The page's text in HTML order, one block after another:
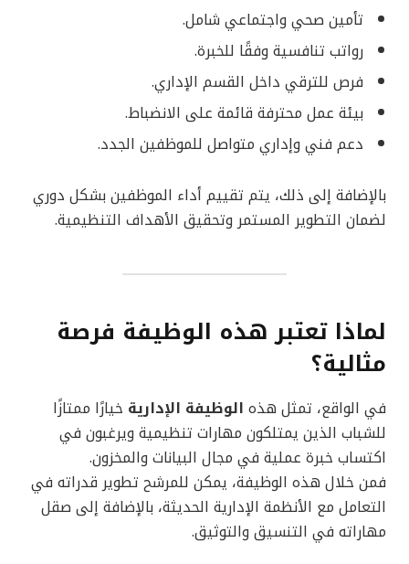
تأمين صحي واجتماعي شامل.
رواتب تنافسية وفقًا للخبرة.
فرص للترقي داخل القسم الإداري.
بيئة عمل محترفة قائمة على الانضباط.
دعم فني وإداري متواصل للموظفين الجدد.
بالإضافة إلى ذلك، يتم تقييم أداء الموظفين بشكل دوري
لضمان التطوير المستمر وتحقيق الأهداف التنظيمية.
لماذا تعتبر هذه الوظيفة فرصة
مثالية؟
في الواقع، تمثل هذه الوظيفة الإدارية خيارًا ممتازًا
للشباب الذين يمتلكون مهارات تنظيمية ويرغبون في
اكتساب خبرة عملية في مجال البيانات والمخزون.
فمن خلال هذه الوظيفة، يمكن للمرشح تطوير قدراته في
التعامل مع الأنظمة الإدارية الحديثة، بالإضافة إلى صقل
مهاراته في التنسيق والتوثيق.